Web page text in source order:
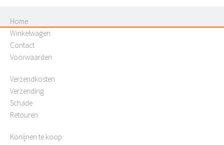
Home
Winkelwagen
Contact
Voorwaarden
Verzendkosten
Verzending
Schade
Retouren
Konijnen te koop